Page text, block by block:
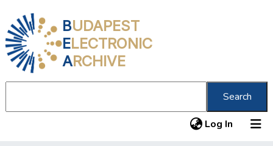
BUDAPEST
ELECTRONIC
ARCHIVE
Search
Log In (current)